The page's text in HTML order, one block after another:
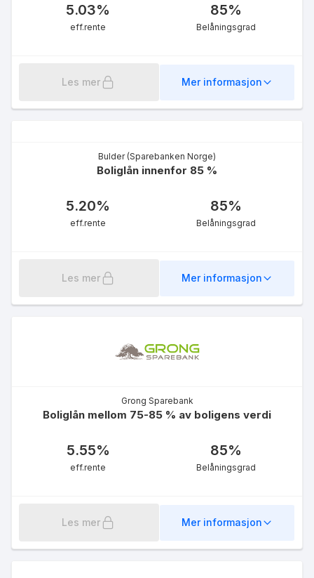
5.21%
Boliglån 50 %
5.03%
eff.rente
85%
Belåningsgrad
Les mer Mer informasjon
Bulder (Sparebanken Norge)
Boliglån innenfor 85 %
5.20%
eff.rente
85%
Belåningsgrad
Les mer Mer informasjon
Grong Sparebank
Boliglån mellom 75-85 % av boligens verdi
5.55%
eff.rente
85%
Belåningsgrad
Les mer Mer informasjon